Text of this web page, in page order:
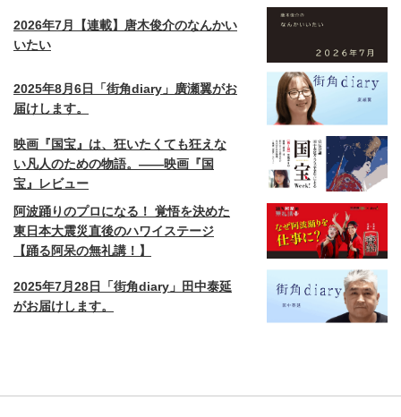
2026年7月【連載】唐木俊介のなんかい
いたい
2025年8月6日「街角diary」廣瀬翼がお
届けします。
映画『国宝』は、狂いたくても狂えな
い凡人のための物語。——映画『国
宝』レビュー
阿波踊りのプロになる！ 覚悟を決めた
東日本大震災直後のハワイステージ
【踊る阿呆の無礼講！】
2025年7月28日「街角diary」田中泰延
がお届けします。